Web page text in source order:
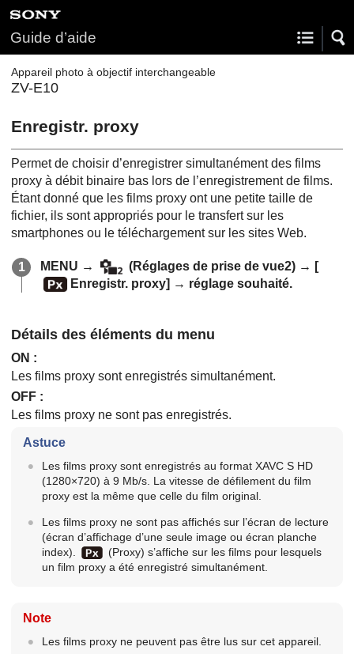
Guide d’aide
Appareil photo à objectif interchangeable
ZV-E10
Enregistr. proxy
Permet de choisir d’enregistrer simultanément des films
proxy à débit binaire bas lors de l’enregistrement de films.
Étant donné que les films proxy ont une petite taille de
fichier, ils sont appropriés pour le transfert sur les
smartphones ou le téléchargement sur les sites Web.
MENU → (Réglages de prise de vue2) → [
Enregistr. proxy] → réglage souhaité.
Détails des éléments du menu
ON :
Les films proxy sont enregistrés simultanément.
OFF :
Les films proxy ne sont pas enregistrés.
Astuce
Les films proxy sont enregistrés au format XAVC S HD
(1280×720) à 9 Mb/s. La vitesse de défilement du film
proxy est la même que celle du film original.
Les films proxy ne sont pas affichés sur l’écran de lecture
(écran d’affichage d’une seule image ou écran planche
index).
(Proxy) s’affiche sur les films pour lesquels
un film proxy a été enregistré simultanément.
Note
Les films proxy ne peuvent pas être lus sur cet appareil.